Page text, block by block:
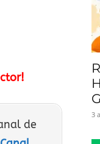
de
3